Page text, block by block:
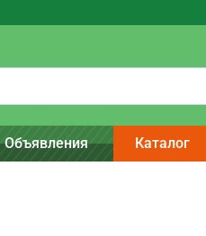
Объявления Каталог